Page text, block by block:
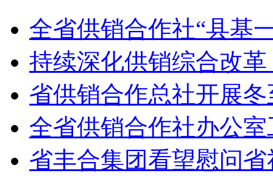
全省供销合作社“县基
持续深化供销综合改
省供销合作总社开展
全省供销合作社办公
省丰合集团看望慰问